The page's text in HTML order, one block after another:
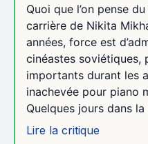
Quoi que l’on pense
carrière de Nikita
années, force est
cinéastes soviétiques,
importants durant les
inachevée pour piano
Quelques jours dans la
Lire la critique